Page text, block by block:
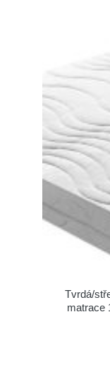
Tvrdá/
matrace